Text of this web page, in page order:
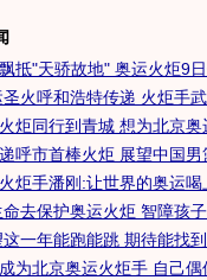
抵"天骄故地" 奥运火炬9
火呼和浩特传递 火炬手
炬同行到青城 想为北京奥
呼市首棒火炬 展望中国男
炬手潘刚:让世界的奥运喝
去保护奥运火炬 智障孩
这一年能跑能跳 期待能找
为北京奥运火炬手 自己偶